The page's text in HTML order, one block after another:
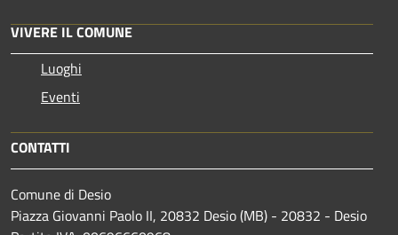
VIVERE IL COMUNE
Luoghi
Eventi
CONTATTI
Comune di Desio
Piazza Giovanni Paolo II, 20832 Desio (MB) - 20832 - Desio